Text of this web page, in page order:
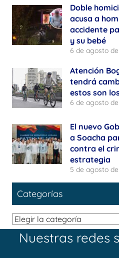
Doble
acusa a
accidente
y su bebé
6 de agosto
Atención
tendrá
estos son
6 de agosto
El nuevo
a Soacha
contra el
estrategia
5 de agosto
Categorías
Categorías
Nuestras redes